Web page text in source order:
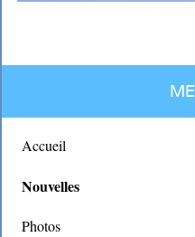
Accueil
Nouvelles
Photos